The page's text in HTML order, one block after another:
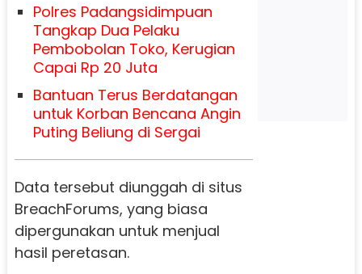
Polres Padangsidimpuan
Tangkap Dua Pelaku
Pembobolan Toko, Kerugian
Capai Rp 20 Juta
Bantuan Terus Berdatangan
untuk Korban Bencana Angin
Puting Beliung di Sergai
Data tersebut diunggah di situs
BreachForums, yang biasa
dipergunakan untuk menjual
hasil peretasan.